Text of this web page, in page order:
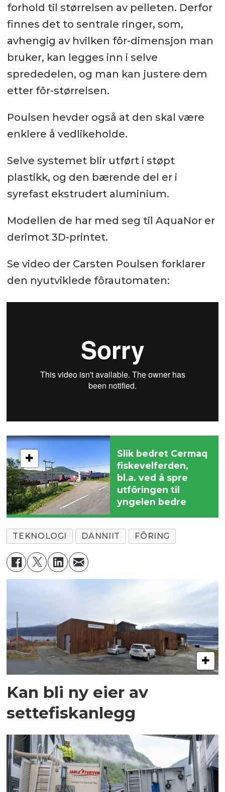
forhold til størrelsen av pelleten. Derfor
finnes det to sentrale ringer, som,
avhengig av hvilken fôr-dimensjon man
bruker, kan legges inn i selve
sprededelen, og man kan justere dem
etter fôr-størrelsen.
Poulsen hevder også at den skal være
enklere å vedlikeholde.
Selve systemet blir utført i støpt
plastikk, og den bærende del er i
syrefast ekstrudert aluminium.
Modellen de har med seg til AquaNor er
derimot 3D-printet.
Se video der Carsten Poulsen forklarer
den nyutviklede fôrautomaten:
Slik bedret Cermaq
fiskevelferden,
bl.a. ved å spre
utfôringen til
yngelen bedre
TEKNOLOGI DANNIIT FÔRING
Kan bli ny eier av
settefiskanlegg